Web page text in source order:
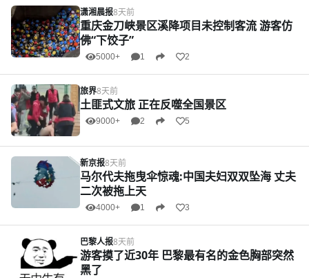
潇湘晨报8天前
重庆金刀峡景区溪降项目未控制客流 游客仿
佛“下饺子”
5000+ 1 2
旅界8天前
土匪式文旅 正在反噬全国景区
9000+ 2 5
新京报8天前
马尔代夫拖曳伞惊魂:中国夫妇双双坠海 丈夫
二次被拖上天
4000+ 1 3
巴黎人报8天前
游客摸了近30年 巴黎最有名的金色胸部突然
黑了